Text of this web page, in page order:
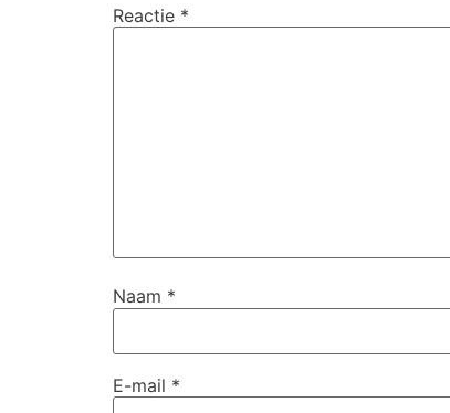
Reactie *
Naam *
E-mail *